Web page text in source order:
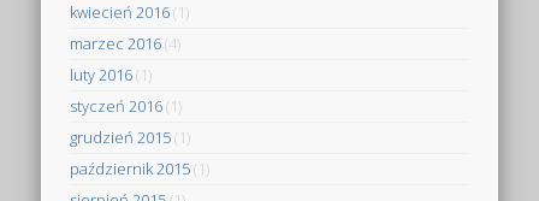
kwiecień 2016(1)
marzec 2016(4)
luty 2016(1)
styczeń 2016(1)
grudzień 2015(1)
październik 2015(1)